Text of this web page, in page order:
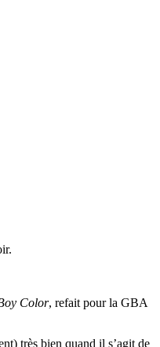
Color, refait pour la GBA
très bien quand il s’agit de